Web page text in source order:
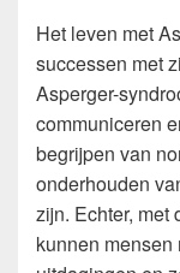
Het leven met
successen met
Asperger-
communiceren
begrijpen van
onderhouden
zijn. Echter, met
kunnen